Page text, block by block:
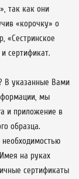
так как они
«корочку» о
«Сестринское
сертификат.
В указанные Вами
мы
и приложение в
образца.
на руках
сертификаты